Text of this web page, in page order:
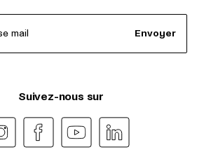
mail Envoyer
Suivez-nous sur